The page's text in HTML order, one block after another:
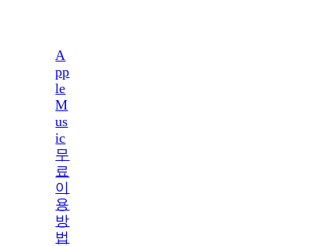
A
pp
le
M
us
ic
무
료
이
용
방
법